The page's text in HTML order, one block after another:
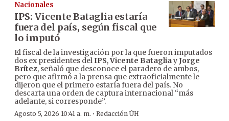
Nacionales
IPS: Vicente Bataglia estaría
fuera del país, según fiscal que
lo imputó
El fiscal de la investigación por la que fueron imputados
dos ex presidentes delIPS,Vicente BatagliayJorge
Brítez, señaló que desconoce el paradero de ambos,
pero que afirmó a la prensa que extraoficialmente le
dijeron que el primero estaría fuera del país. No
descarta una orden de captura internacional “más
adelante, si corresponde”.
Agosto 5, 2026 10:41 a. m. · Redacción ÚH